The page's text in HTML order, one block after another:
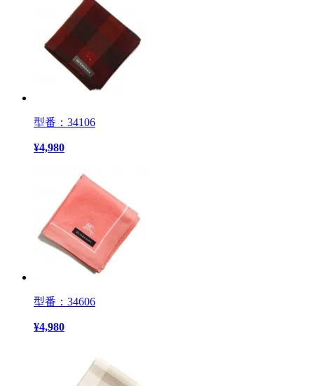
型番：34106
¥4,980
型番：34606
¥4,980